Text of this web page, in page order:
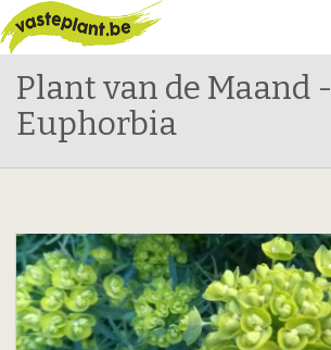
Plant van de Maand -
Euphorbia